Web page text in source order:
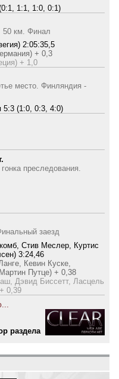
1:1, 1:0, 0:1)
50 км. Финал
2:05:35,5
+ 0,3
+ 1,0
место. Финляндия -
5:3 (1:0, 0:3, 4:0)
преследования.
заезд
Стив Меслер, Куртис
3:24,46
Кевин Куске,
Путце) + 0,38
Дэвид Биссетт, Ласцель
0,39
раздела